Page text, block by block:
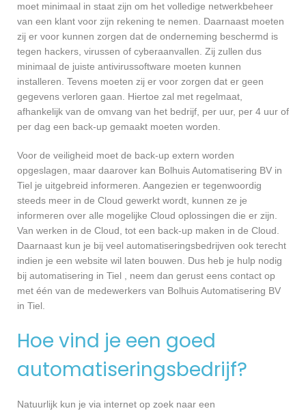
moet minimaal in staat zijn om het volledige netwerkbeheer
van een klant voor zijn rekening te nemen. Daarnaast moeten
zij er voor kunnen zorgen dat de onderneming beschermd is
tegen hackers, virussen of cyberaanvallen. Zij zullen dus
minimaal de juiste antivirussoftware moeten kunnen
installeren. Tevens moeten zij er voor zorgen dat er geen
gegevens verloren gaan. Hiertoe zal met regelmaat,
afhankelijk van de omvang van het bedrijf, per uur, per 4 uur of
per dag een back-up gemaakt moeten worden.
Voor de veiligheid moet de back-up extern worden
opgeslagen, maar daarover kan Bolhuis Automatisering BV in
Tiel je uitgebreid informeren. Aangezien er tegenwoordig
steeds meer in de Cloud gewerkt wordt, kunnen ze je
informeren over alle mogelijke Cloud oplossingen die er zijn.
Van werken in de Cloud, tot een back-up maken in de Cloud.
Daarnaast kun je bij veel automatiseringsbedrijven ook terecht
indien je een website wil laten bouwen. Dus heb je hulp nodig
bij automatisering in Tiel , neem dan gerust eens contact op
met één van de medewerkers van Bolhuis Automatisering BV
in Tiel.
Hoe vind je een goed
automatiseringsbedrijf?
Natuurlijk kun je via internet op zoek naar een